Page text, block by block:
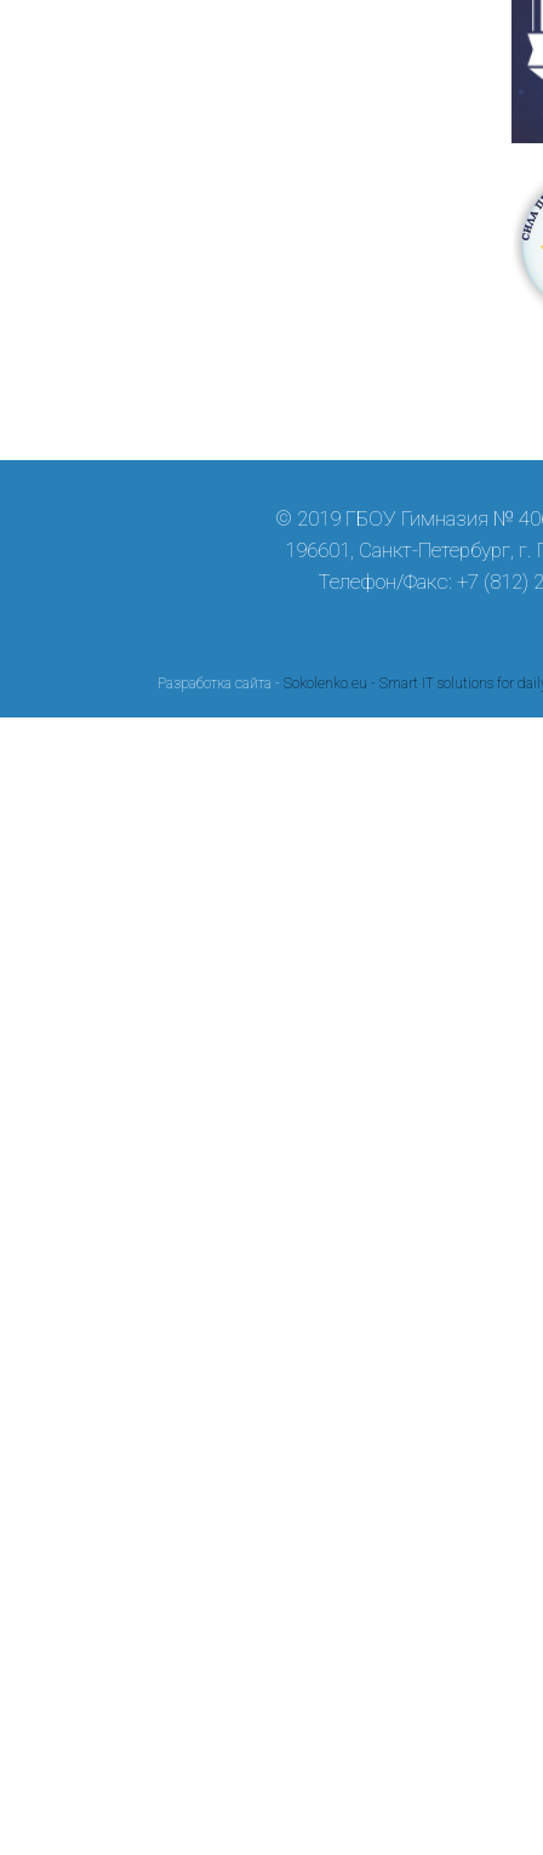
© 2019 ГБОУ Гимназия №
196601, Санкт-Петербург,
Телефон/Факс: +7 (812)
Разработка сайта - Sokolenko.eu - Smart IT solutions for